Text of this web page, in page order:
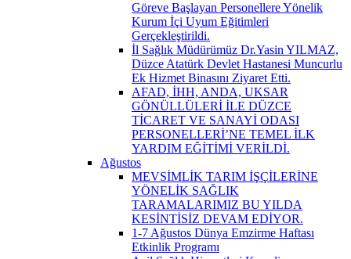
Göreve Başlayan Personellere Yönelik
Kurum İçi Uyum Eğitimleri
Gerçekleştirildi.
İl Sağlık Müdürümüz Dr.Yasin YILMAZ,
Düzce Atatürk Devlet Hastanesi Muncurlu
Ek Hizmet Binasını Ziyaret Etti.
AFAD, İHH, ANDA, UKSAR
GÖNÜLLÜLERİ İLE DÜZCE
TİCARET VE SANAYİ ODASI
PERSONELLERİ’NE TEMEL İLK
YARDIM EĞİTİMİ VERİLDİ.
Ağustos
MEVSİMLİK TARIM İŞÇİLERİNE
YÖNELİK SAĞLIK
TARAMALARIMIZ BU YILDA
KESİNTİSİZ DEVAM EDİYOR.
1-7 Ağustos Dünya Emzirme Haftası
Etkinlik Programı